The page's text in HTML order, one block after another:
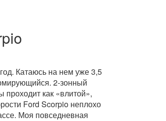
Катаюсь на нем уже 3,5
2-зонный
проходит как «влитой»,
Ford Scorpio неплохо
Моя повседневная